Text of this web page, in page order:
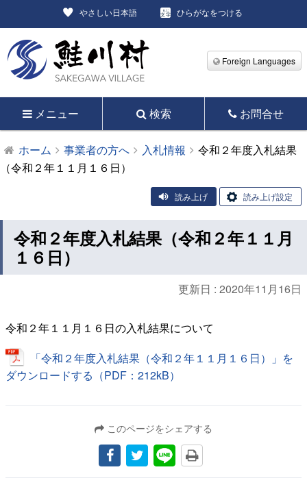
やさしい日本語 ひらがなをつける
Foreign Languages
メニュー 検索 お問合せ
ホーム 事業者の方へ 入札情報
令和２年度入札結果
（令和２年１１月１６日）
読み上げ 読み上げ設定
令和２年度入札結果（令和２年１１月
１６日）
更新日 : 2020年11月16日
令和２年１１月１６日の入札結果について
「令和２年度入札結果（令和２年１１月１６日）」を
ダウンロードする（PDF：212kB）
このページをシェアする